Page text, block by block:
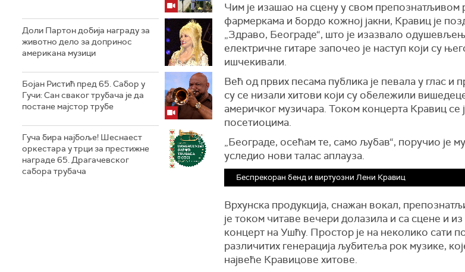
Доли Партон добија награду за
животно дело за допринос
американа музици
Бојан Ристић пред 65. Сабор у
Гучи: Сан сваког трубача је да
постане мајстор трубе
Гуча бира најбоље! Шеснаест
оркестара у трци за престижне
награде 65. Драгачевског
сабора трубача
Чим је изашао на сцену у свом препознатљивом
фармеркама и бордо кожној јакни, Кравиц је
„Здраво, Београде“, што је изазвало
електричне гитаре започео је наступ који су
ишчекивали.
Већ од првих песама публика је певала у глас и
су се низали хитови који су обележили
америчког музичара. Током концерта Кравиц се
посетиоцима.
„Београде, осећам те, само љубав“, поручио је
уследио нови талас аплауза.
Беспрекоран бенд и виртуозни Лени Кравиц
Врхунска продукција, снажан вокал,
је током читаве вечери долазила и са сцене и
концерт на Ушћу. Простор је на неколико сати
различитих генерација љубитеља рок музике,
највеће Кравицове хитове.